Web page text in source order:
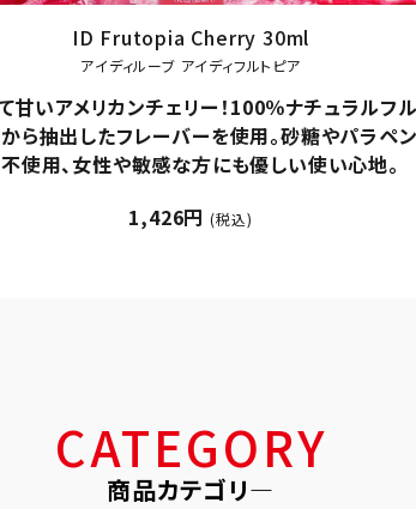
SKYN Premium +
エスケイワイエヌプレミアム
性にすぐれた新素材IR（ポリイソプレン）で作ら
SKYN Premium。 こちらのSKYN Premium +
ラス）は従来品に比べて、伸縮性が一段とアップし
CATEGORY
商品カテゴリ―